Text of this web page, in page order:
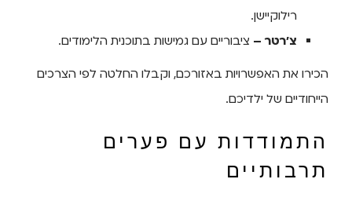
רילוקיישן.
צ’רטר – ציבוריים עם גמישות בתוכנית הלימודים.
הכירו את האפשרויות באזורכם, וקבלו החלטה לפי הצרכים
הייחודיים של ילדיכם.
התמודדות עם פערים
תרבותיים